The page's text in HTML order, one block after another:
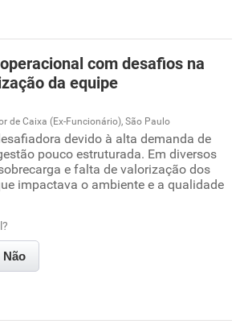
com desafios na
da equipe
vida familiar
esta empresa
de Caixa (Ex-Funcionário), São Paulo
devido à alta demanda de
pouco estruturada. Em diversos
e falta de valorização dos
impactava o ambiente e a qualidade
Não